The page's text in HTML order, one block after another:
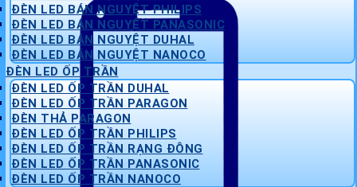
ĐÈN LED BÁN NGUYỆT PHILIPS
ĐÈN LED BÁN NGUYỆT PANASONIC
ĐÈN LED BÁN NGUYỆT DUHAL
ĐÈN LED BÁN NGUYỆT NANOCO
ĐÈN LED ỐP TRẦN
ĐÈN LED ỐP TRẦN DUHAL
ĐÈN LED ỐP TRẦN PARAGON
ĐÈN THẢ PARAGON
ĐÈN LED ỐP TRẦN PHILIPS
ĐÈN LED ỐP TRẦN RẠNG ĐÔNG
ĐÈN LED ỐP TRẦN PANASONIC
ĐÈN LED ỐP TRẦN NANOCO